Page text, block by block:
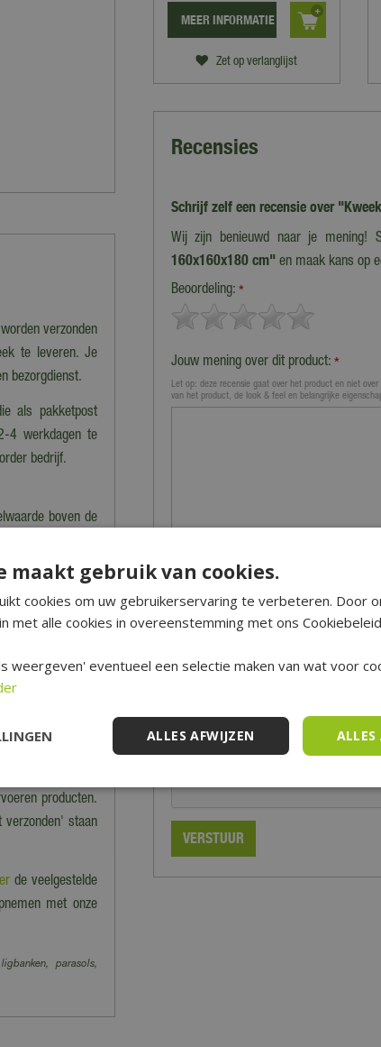
verzonden
te leveren. Je
bezorgdienst.
als pakketpost
4 werkdagen te
bedrijf.
boven de
de bestelling.
van de
dan kan dat tot
klaarstaat.
dus niet
producten.
verzonden' staan
de veelgestelde
met onze
parasols,
Zet op verlanglijst
MEER INFORMATIE
Recensies
Schrijf zelf een recensie over
Wij zijn benieuwd naar je mening!
160x160x180 cm"en maak kans op
Beoordeling: *
Jouw mening over dit product: *
Let op: deze recensie gaat over het product en niet
van het product, de look & feel en belangrijke
E-mailadres (niet zichtbaar): *
Beveiligingscontrole:
maakt gebruik van cookies.
cookies om uw gebruikerservaring te verbeteren. Door
met alle cookies in overeenstemming met ons
weergeven' eventueel een selectie maken van wat voor
ALLES
ALLES AFWIJZEN